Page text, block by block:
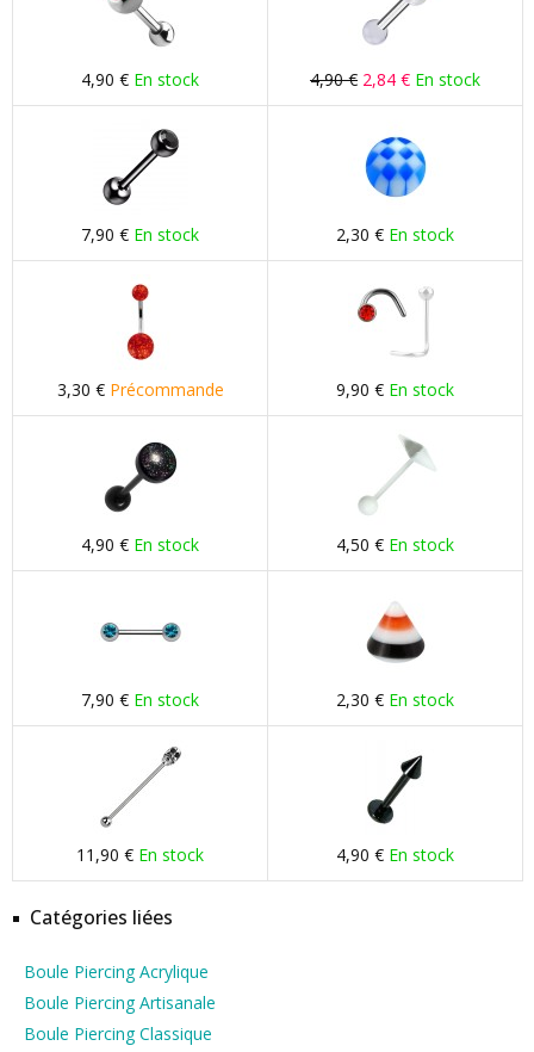
4,90 € En stock 4,90 € 2,84 € En stock
7,90 € En stock 2,30 € En stock
3,30 € Précommande 9,90 € En stock
4,90 € En stock 4,50 € En stock
7,90 € En stock 2,30 € En stock
11,90 € En stock 4,90 € En stock
Catégories liées
Boule Piercing Acrylique
Boule Piercing Artisanale
Boule Piercing Classique